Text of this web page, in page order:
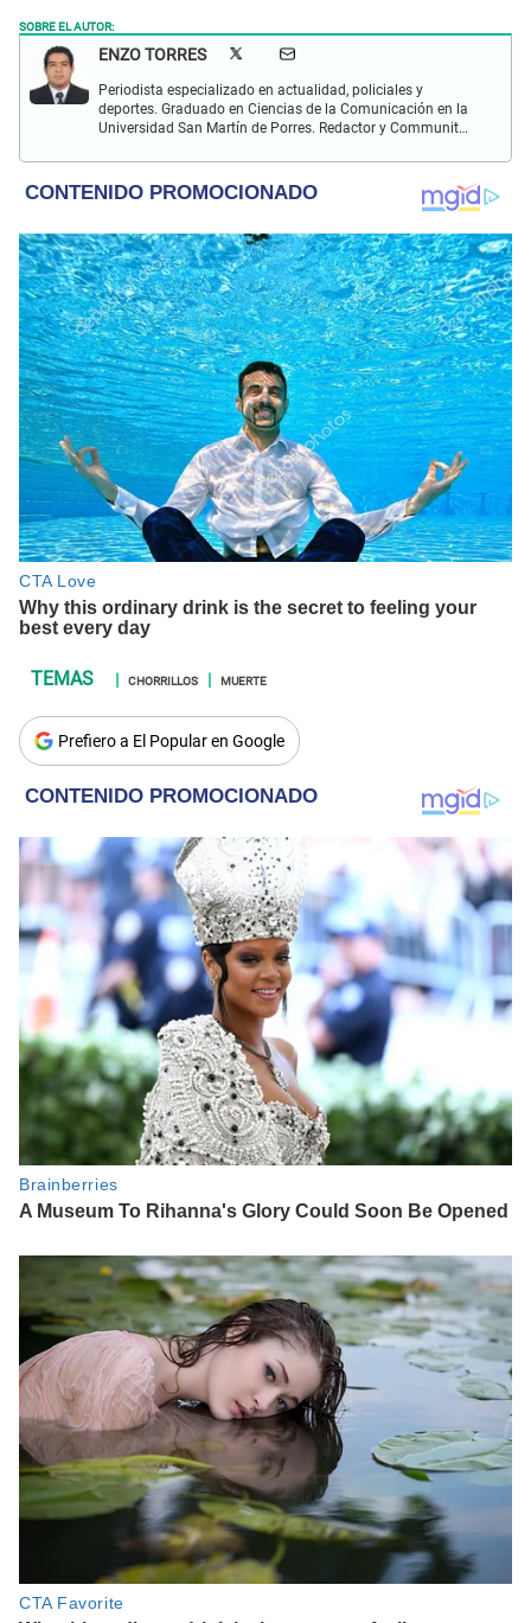
SOBRE EL AUTOR:
ENZO TORRES
Periodista especializado en actualidad, policiales y
deportes. Graduado en Ciencias de la Comunicación en la
Universidad San Martín de Porres. Redactor y Communit
con política, fútbol peruano e internacional, economía,
coyuntura nacional y mundial.
CHORRILLOS MUERTE
Prefiero a El Popular en Google